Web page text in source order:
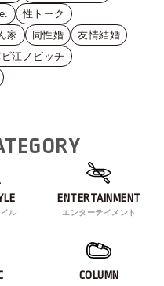
性トーク
家 同性婚
友情結婚
江ノビッチ
ル
ENTERTAINMENT
エンターテイメント
COLUMN